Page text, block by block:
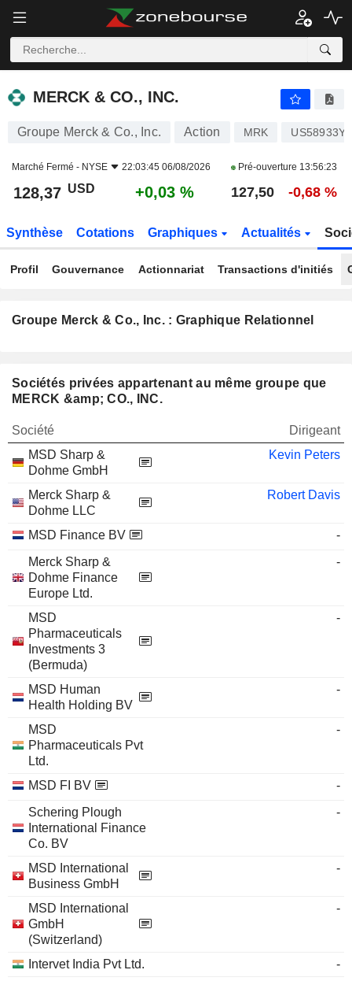
MERCK & CO., INC.
MERCK & CO., INC.
Groupe Merck & Co., Inc. Action MRK
Marché Fermé - NYSE 22:03:45 06/08/2026 Pré-ouverture 13:56:23
128,37 USD +0,03 % 127,50 -0,68 %
Synthèse Cotations Graphiques Actualités
Profil Gouvernance Actionnariat Transactions d'initiés
Groupe Merck & Co., Inc. : Graphique Relationnel
Sociétés privées appartenant au même groupe que
MERCK &amp; CO., INC.
Société
Dirigeant
MSD Sharp &
Dohme GmbH
Kevin Peters
Merck Sharp &
Dohme LLC
Robert Davis
MSD Finance BV
-
Merck Sharp &
Dohme Finance
Europe Ltd.
-
MSD
Pharmaceuticals
Investments 3
(Bermuda)
-
MSD Human
Health Holding BV
-
MSD
Pharmaceuticals Pvt
Ltd.
-
MSD FI BV
-
Schering Plough
International Finance
Co. BV
-
MSD International
Business GmbH
-
MSD International
GmbH
(Switzerland)
-
Intervet India Pvt Ltd.
-